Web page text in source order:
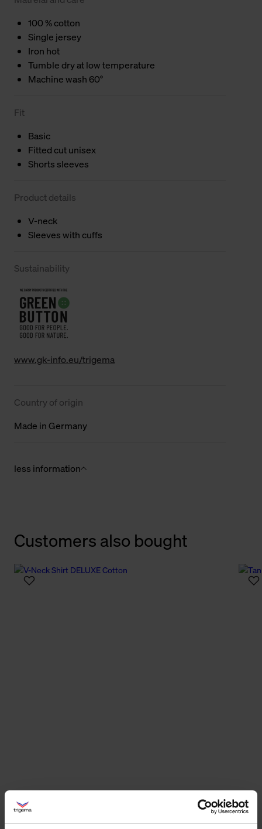
100 % cotton
Single jersey
Iron hot
Tumble dry at low temperature
Machine wash 60°
Fit
Basic
Fitted cut unisex
Shorts sleeves
Product details
V-neck
Sleeves with cuffs
Sustainability
www.gk-info.eu/trigema
Country of origin
Made in Germany
less information
Customers also bought